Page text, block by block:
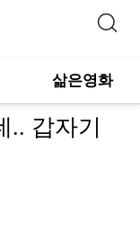
삶은영화
갑자기